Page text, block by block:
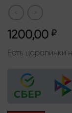
1200,00 ₽
Есть царапинки